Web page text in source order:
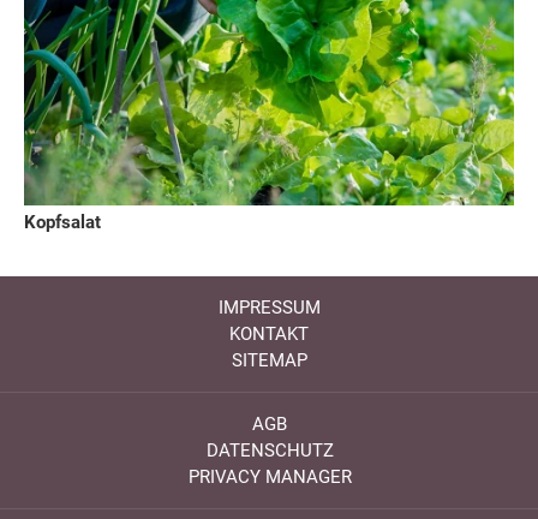
Kopfsalat
IMPRESSUM
KONTAKT
SITEMAP
AGB
DATENSCHUTZ
PRIVACY MANAGER